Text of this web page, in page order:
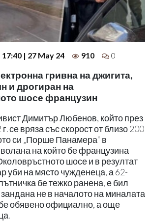
17:40 | 27 May 24 910 0
гривна на джигита,
и дрогиран на
шосе французин
Димитър Любенов, който през
се вряза със скорост от близо 200
си „Порше Панамера“ в
на който бе французина
шосе и в резултат
уби на място чужденеца, а 62-
бе тежко ранена, е бил
зандана не в началото на миналата
обявено официално, а още